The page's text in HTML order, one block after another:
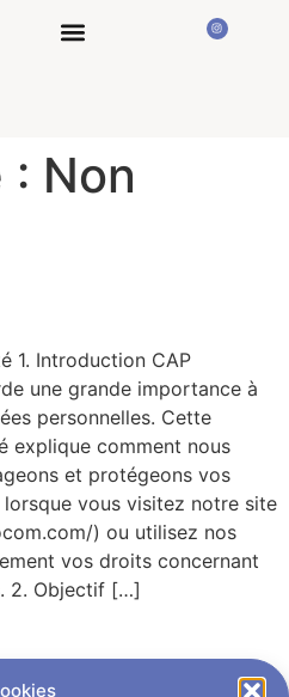
: Non
1. Introduction CAP
une grande importance à
personnelles. Cette
explique comment nous
et protégeons vos
vous visitez notre site
) ou utilisez nos
vos droits concernant
2. Objectif […]